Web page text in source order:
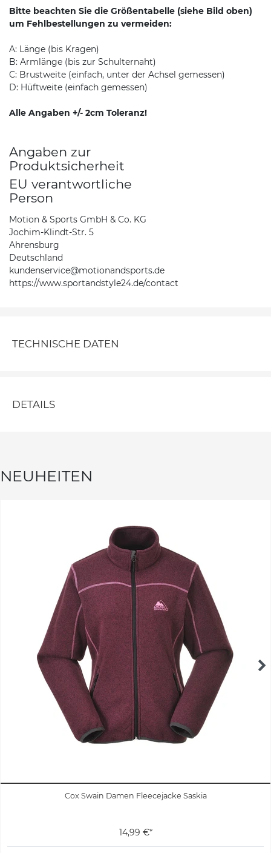
Bitte beachten Sie die Größentabelle (siehe Bild oben)
um Fehlbestellungen zu vermeiden:
A: Länge (bis Kragen)
B: Armlänge (bis zur Schulternaht)
C: Brustweite (einfach, unter der Achsel gemessen)
D: Hüftweite (einfach gemessen)
Alle Angaben +/- 2cm Toleranz!
Angaben zur
Produktsicherheit
EU verantwortliche
Person
Motion & Sports GmbH & Co. KG
Jochim-Klindt-Str. 5
Ahrensburg
Deutschland
kundenservice@motionandsports.de
https://www.sportandstyle24.de/contact
TECHNISCHE DATEN
DETAILS
NEUHEITEN
Cox Swain Damen Fleecejacke Saskia
14,99 €*